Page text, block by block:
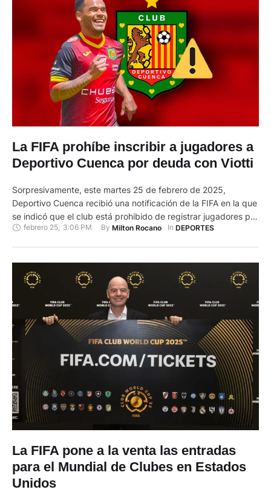
La FIFA prohíbe inscribir a jugadores a
Deportivo Cuenca por deuda con Viotti
Sorpresivamente, este martes 25 de febrero de 2025,
Deportivo Cuenca recibió una notificación de la FIFA en la que
se indicó que el club está prohibido de registrar jugadores por
tres períodos. La prohibición es por una deuda que el club
febrero 25, 3:06 PM By Milton Rocano In DEPORTES
La FIFA pone a la venta las entradas
para el Mundial de Clubes en Estados
Unidos